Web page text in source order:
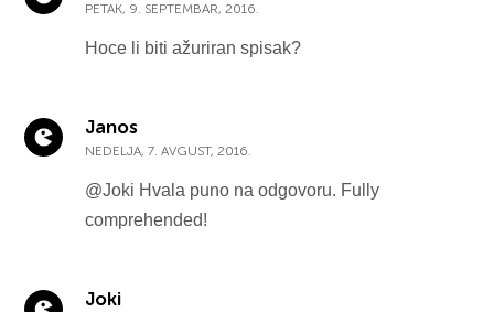
PETAK, 9. SEPTEMBAR, 2016.
Hoce li biti ažuriran spisak?
Janos
NEDELJA, 7. AVGUST, 2016.
@Joki Hvala puno na odgovoru. Fully
comprehended!
Joki